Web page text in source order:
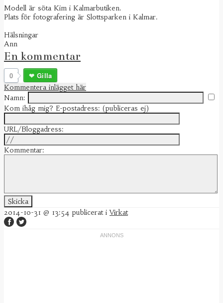
Modell är söta Kim i Kalmarbutiken.
Plats för fotografering är Slottsparken i Kalmar.
Hälsningar
Ann
En kommentar
0 Gilla
Kommentera inlägget här
Namn:
Kom ihåg mig? E-postadress: (publiceras ej)
URL/Bloggadress:
Kommentar:
2014-10-31 @ 13:54 publicerat iVirkat